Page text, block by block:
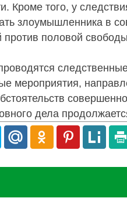
Кроме того, у
злоумышленника в
против половой
мероприятия,
дела